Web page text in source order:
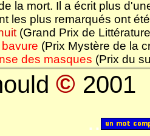
la mort. Il a écrit plus
les plus remarqués ont
(Grand Prix de
(Prix Mystère de la
des masques (Prix du
© 2001
..